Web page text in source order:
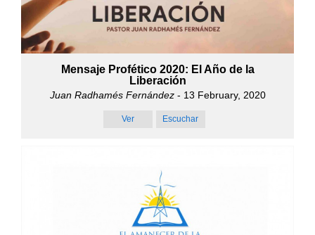
Mensaje Profético 2020: El Año de la
Liberación
Juan Radhamés Fernández- 13 February, 2020
Ver Escuchar